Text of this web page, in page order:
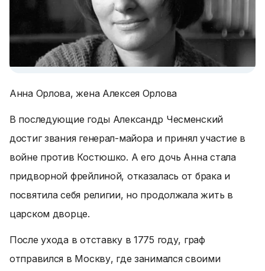
Анна Орлова, жена Алексея Орлова
В последующие годы Александр Чесменский
достиг звания генерал-майора и принял участие в
войне против Костюшко. А его дочь Анна стала
придворной фрейлиной, отказалась от брака и
посвятила себя религии, но продолжала жить в
царском дворце.
После ухода в отставку в 1775 году, граф
отправился в Москву, где занимался своими